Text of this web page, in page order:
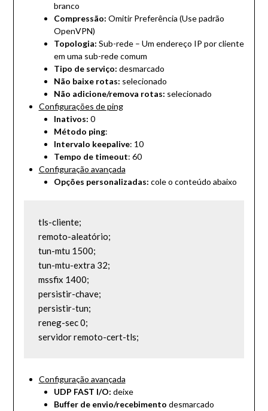
branco
Compressão: Omitir Preferência (Use padrão
OpenVPN)
Topologia: Sub-rede – Um endereço IP por cliente
em uma sub-rede comum
Tipo de serviço: desmarcado
Não baixe rotas: selecionado
Não adicione/remova rotas: selecionado
Configurações de ping
Inativos: 0
Método ping:
Intervalo keepalive: 10
Tempo de timeout: 60
Configuração avançada
Opções personalizadas: cole o conteúdo abaixo
tls-cliente;
remoto-aleatório;
tun-mtu 1500;
tun-mtu-extra 32;
mssfix 1400;
persistir-chave;
persistir-tun;
reneg-sec 0;
servidor remoto-cert-tls;
Configuração avançada
UDP FAST I/O: deixe
Buffer de envio/recebimento desmarcado